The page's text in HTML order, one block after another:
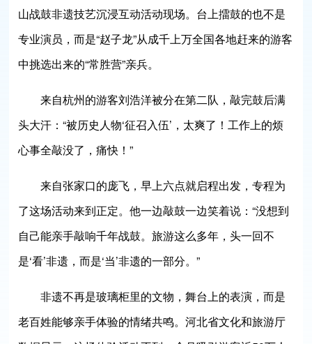
山战鼓非遗技艺沉浸互动活动现场。台上擂鼓的也不是
专业演员，而是“赵子龙”从成千上万全国各地赶来的游客
中挑选出来的“常胜营”亲兵。
来自杭州的游客刘浩洋被分在第二队，敲完鼓后满
头大汗：“被历史人物‘征召入伍’，太爽了！工作上的烦
心事全敲没了，痛快！”
来自张家口的庞飞，早上六点就启程出发，专程为
了这场活动来到正定。他一边敲鼓一边笑着说：“没想到
自己能亲手敲响千年战鼓。旅游这么多年，头一回不
是‘看’非遗，而是‘当’非遗的一部分。”
非遗不再是玻璃柜里的文物，舞台上的表演，而是
老百姓能够亲手体验的情绪共鸣。河北省文化和旅游厅